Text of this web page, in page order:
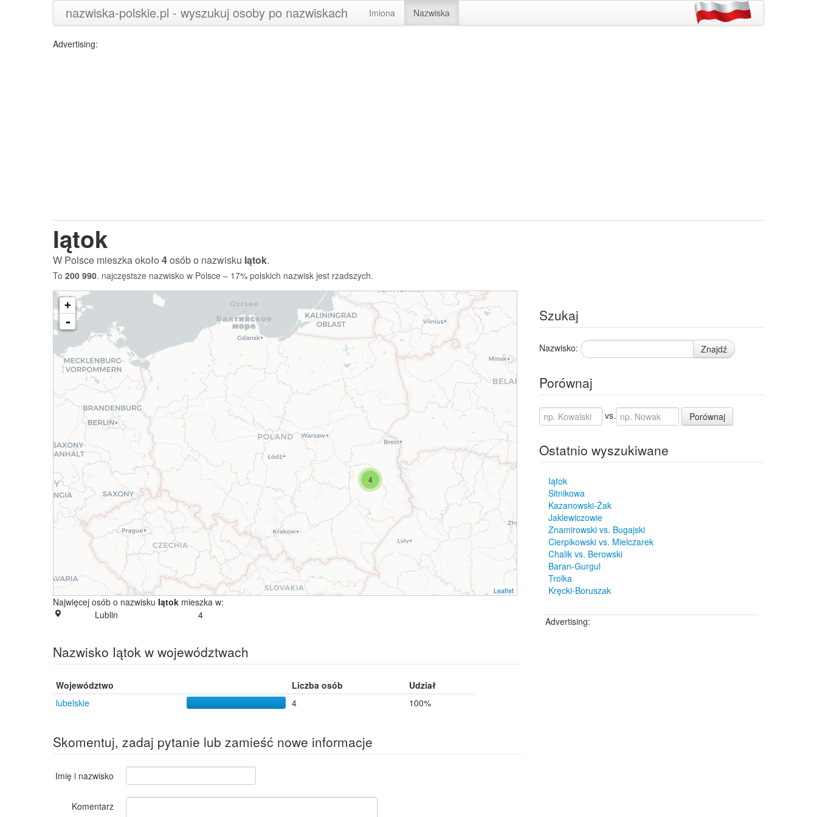
nazwiska-polskie.pl - wyszukuj osoby po nazwiskach Imiona Nazwiska
Advertising:
Iątok
W Polsce mieszka około4osób o nazwisku Iątok.
To 200 990. najczęstsze nazwisko w Polsce – 17% polskich nazwisk jest rzadszych.
4
+
-
Leaflet
Najwięcej osób o nazwisku Iątok mieszka w:
Lublin
4
Nazwisko Iątok w województwach
Województwo Liczba osób
Udział
lubelskie
4 100%
Skomentuj, zadaj pytanie lub zamieść nowe informacje
Imię i nazwisko
Komentarz
Szukaj
Nazwisko: Znajdź
Porównaj
vs. Porównaj
Ostatnio wyszukiwane
Iątok
Sitnikowa
Kazanowski-Żak
Jaklewiczowie
Znamirowski vs. Bugajski
Cierpikowski vs. Mielczarek
Chalik vs. Berowski
Baran-Gurgul
Trolka
Kręcki-Boruszak
Advertising: